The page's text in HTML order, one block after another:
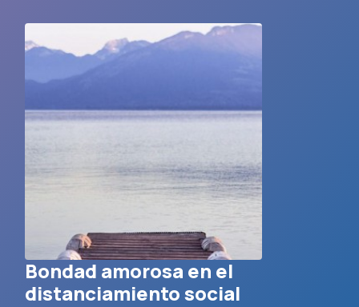
Bondad amorosa en el
distanciamiento social